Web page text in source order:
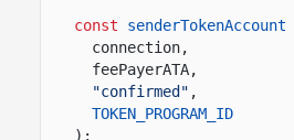
const senderTokenAccount
connection,
feePayerATA,
"confirmed" ,
TOKEN_PROGRAM_ID
);